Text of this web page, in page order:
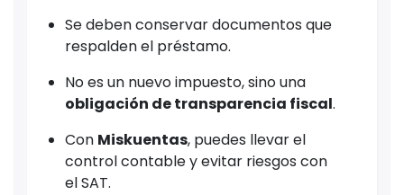
Se deben conservar documentos que
respalden el préstamo.
No es un nuevo impuesto, sino una
obligación de transparencia fiscal.
Con Miskuentas, puedes llevar el
control contable y evitar riesgos con
el SAT.